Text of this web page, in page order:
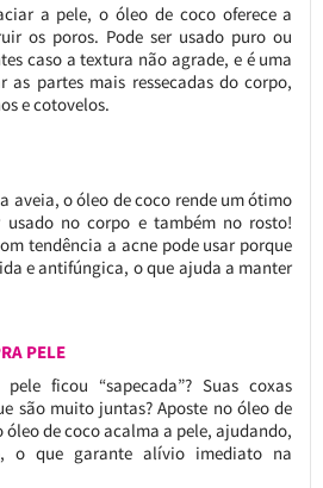
a pele, o óleo de coco oferece a
os poros. Pode ser usado puro ou
caso a textura não agrade, e é uma
partes mais ressecadas do corpo,
e cotovelos.
aveia, o óleo de coco rende um ótimo
usado no corpo e também no rosto!
tendência a acne pode usar porque
e antifúngica, o que ajuda a manter
PELE
ficou “sapecada”? Suas coxas
são muito juntas? Aposte no óleo de
óleo de coco acalma a pele, ajudando,
o que garante alívio imediato na